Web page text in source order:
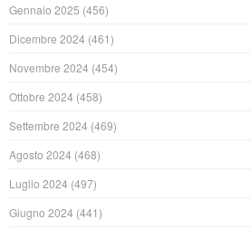
Gennaio 2025 (456)
Dicembre 2024 (461)
Novembre 2024 (454)
Ottobre 2024 (458)
Settembre 2024 (469)
Agosto 2024 (468)
Luglio 2024 (497)
Giugno 2024 (441)